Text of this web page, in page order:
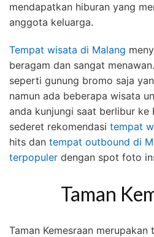
mendapatkan hiburan yang
anggota keluarga.
Tempat wisata di Malang
beragam dan sangat
seperti gunung bromo saja
namun ada beberapa wisata
anda kunjungi saat berlibur ke
sederet rekomendasi tempat
hits dan tempat outbound di
terpopuler dengan spot foto
Taman
Taman Kemesraan